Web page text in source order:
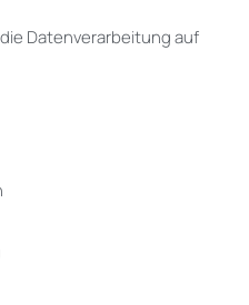
Datenverarbeitung auf